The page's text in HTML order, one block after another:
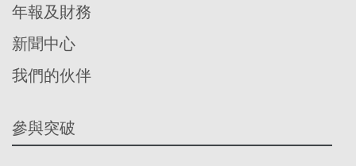
年報及財務
新聞中心
我們的伙伴
參與突破